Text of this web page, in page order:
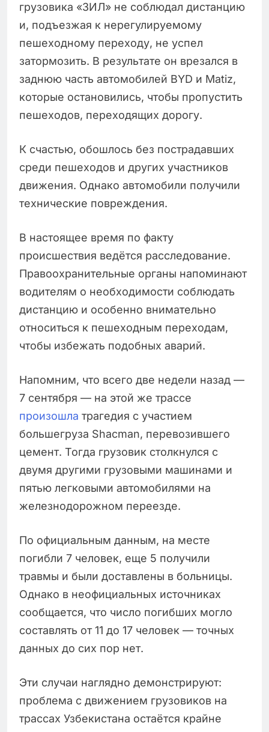
грузовика «ЗИЛ» не соблюдал дистанцию
и, подъезжая к нерегулируемому
пешеходному переходу, не успел
затормозить. В результате он врезался в
заднюю часть автомобилей BYD и Matiz,
которые остановились, чтобы пропустить
пешеходов, переходящих дорогу.
К счастью, обошлось без пострадавших
среди пешеходов и других участников
движения. Однако автомобили получили
технические повреждения.
В настоящее время по факту
происшествия ведётся расследование.
Правоохранительные органы напоминают
водителям о необходимости соблюдать
дистанцию и особенно внимательно
относиться к пешеходным переходам,
чтобы избежать подобных аварий.
Напомним, что всего две недели назад —
7 сентября — на этой же трассе
произошла трагедия с участием
большегруза Shacman, перевозившего
цемент. Тогда грузовик столкнулся с
двумя другими грузовыми машинами и
пятью легковыми автомобилями на
железнодорожном переезде.
По официальным данным, на месте
погибли 7 человек, еще 5 получили
травмы и были доставлены в больницы.
Однако в неофициальных источниках
сообщается, что число погибших могло
составлять от 11 до 17 человек — точных
данных до сих пор нет.
Эти случаи наглядно демонстрируют:
проблема с движением грузовиков на
трассах Узбекистана остаётся крайне